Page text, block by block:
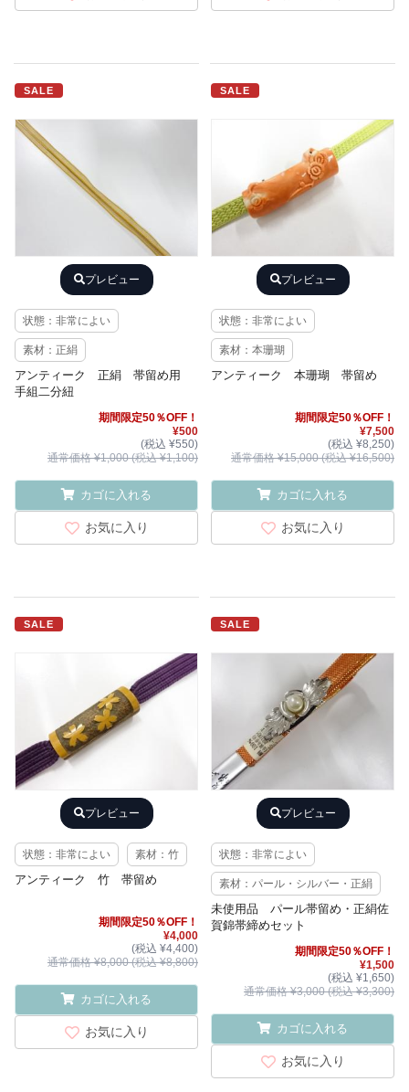
SALE
プレビュー
状態：非常によい
素材：正絹
アンティーク 正絹 帯留め用
手組二分紐
期間限定50％OFF！
¥500
(税込 ¥550)
通常価格 ¥1,000 (税込 ¥1,100)
カゴに入れる
お気に入り
SALE
プレビュー
状態：非常によい
素材：本珊瑚
アンティーク 本珊瑚 帯留め
期間限定50％OFF！
¥7,500
(税込 ¥8,250)
通常価格 ¥15,000 (税込 ¥16,500)
カゴに入れる
お気に入り
SALE
プレビュー
状態：非常によい 素材：竹
アンティーク 竹 帯留め
期間限定50％OFF！
¥4,000
(税込 ¥4,400)
通常価格 ¥8,000 (税込 ¥8,800)
カゴに入れる
お気に入り
SALE
プレビュー
状態：非常によい
素材：パール・シルバー・正絹
未使用品 パール帯留め・正絹佐
賀錦帯締めセット
期間限定50％OFF！
¥1,500
(税込 ¥1,650)
通常価格 ¥3,000 (税込 ¥3,300)
カゴに入れる
お気に入り